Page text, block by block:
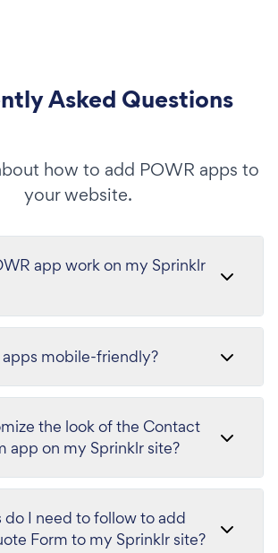
Asked Questions
how to add POWR apps to
your website.
app work on my Sprinklr
apps mobile-friendly?
the look of the Contact
app on my Sprinklr site?
do I need to follow to add
Form to my Sprinklr site?